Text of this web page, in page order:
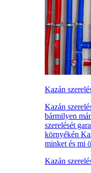
Kazán
Kazán
bármilyen
szerelését
környékén
minket és mi
Kazán